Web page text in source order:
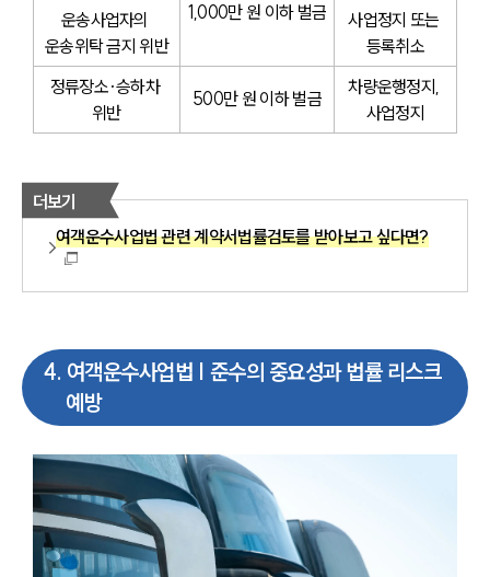
1,000만 원 이하 벌금
운송사업자의
운송위탁 금지 위반
사업정지 또는
등록취소
정류장소·승하차
위반
500만 원 이하 벌금
차량운행정지,
사업정지
더보기
여객운수사업법 관련 계약서법률검토를 받아보고 싶다면?
4. 여객운수사업법 | 준수의 중요성과 법률 리스크
예방